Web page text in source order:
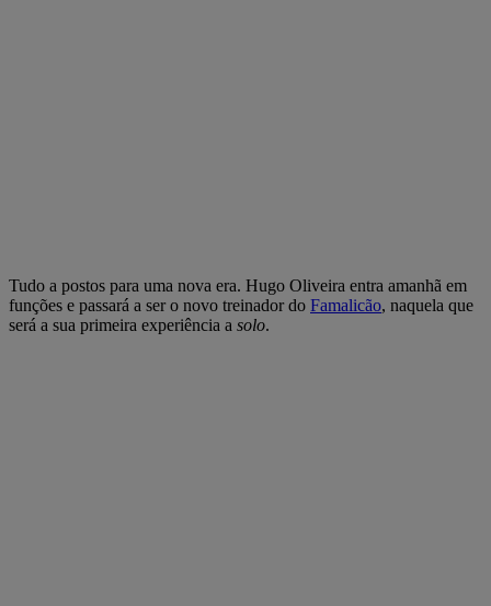
Tudo a postos para uma nova era. Hugo Oliveira entra amanhã em
funções e passará a ser o novo treinador do Famalicão, naquela que
será a sua primeira experiência a solo.